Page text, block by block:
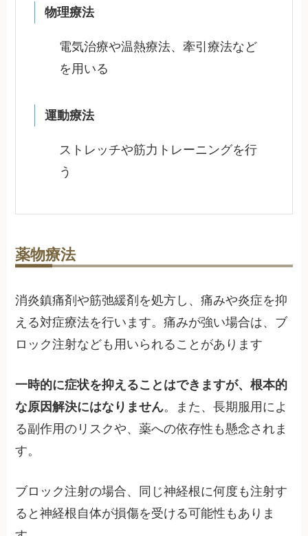
物理療法
電気治療や温熱療法、牽引療法など
を用いる
運動療法
ストレッチや筋力トレーニングを行
う
薬物療法
消炎鎮痛剤や筋弛緩剤を処方し、痛みや炎症を抑
える対症療法を行います。痛みが強い場合は、ブ
ロック注射なども用いられることがあります
一時的に症状を抑えることはできますが、根本的
な原因解決にはなりません。また、長期服用によ
る副作用のリスクや、薬への依存性も懸念されま
す。
ブロック注射の場合、同じ神経根に何度も注射す
ると神経根自体が損傷を受ける可能性もありま